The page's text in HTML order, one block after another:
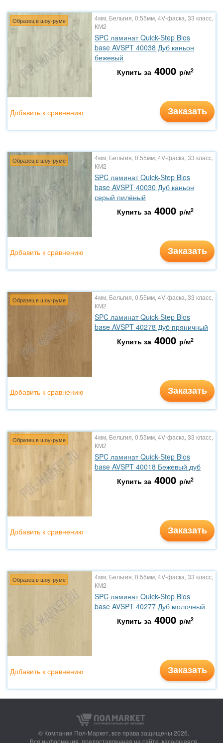
Образец в шоу-руме
4мм, Бельгия, 0.55мм, 4V-фаска, 33 класс,
КМ2
SPC ламинат Quick-Step Blos
base AVSPT 40038 Дуб каньон
бежевый
Купить за 4000 р/м2
Заказать
Добавить к сравнению
Образец в шоу-руме
4мм, Бельгия, 0.55мм, 4V-фаска, 33 класс,
КМ2
SPC ламинат Quick-Step Blos
base AVSPT 40030 Дуб каньон
серый пилёный
Купить за 4000 р/м2
Заказать
Добавить к сравнению
Образец в шоу-руме
4мм, Бельгия, 0.55мм, 4V-фаска, 33 класс,
КМ2
SPC ламинат Quick-Step Blos
base AVSPT 40278 Дуб пряничный
Купить за 4000 р/м2
Заказать
Добавить к сравнению
Образец в шоу-руме
4мм, Бельгия, 0.55мм, 4V-фаска, 33 класс,
КМ2
SPC ламинат Quick-Step Blos
base AVSPT 40018 Бежевый дуб
Купить за 4000 р/м2
Заказать
Добавить к сравнению
Образец в шоу-руме
4мм, Бельгия, 0.55мм, 4V-фаска, 33 класс,
КМ2
SPC ламинат Quick-Step Blos
base AVSPT 40277 Дуб молочный
Купить за 4000 р/м2
Заказать
Добавить к сравнению
© Компания Пол-Маркет, все права защищены 2026.
Вся информация, предоставленная на сайте, касающаяся